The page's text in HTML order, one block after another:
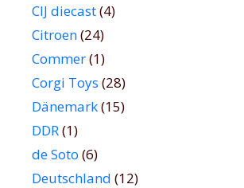
CIJ diecast(4)
Citroen(24)
Commer(1)
Corgi Toys (28)
Dänemark(15)
DDR(1)
de Soto (6)
Deutschland (12)